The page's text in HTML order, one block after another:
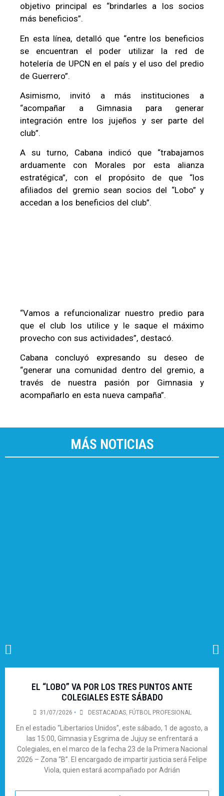
objetivo principal es “brindarles a los socios
más beneficios”.
En esta línea, detalló que “entre los beneficios
se encuentran el poder utilizar la red de
hotelería de UPCN en el país y el uso del predio
de Guerrero”.
Asimismo, invitó a más instituciones a
“acompañar a Gimnasia para generar
integración entre los jujeños y ser parte del
club”.
A su turno, Cabana indicó que “trabajamos
arduamente con Morales por esta alianza
estratégica”, con el propósito de que “los
afiliados del gremio sean socios del “Lobo” y
accedan a los beneficios del club”.
“Vamos a refuncionalizar nuestro predio para
que el club los utilice y le saque el máximo
provecho con sus actividades”, destacó.
Cabana concluyó expresando su deseo de
“generar una comunidad dentro del gremio, a
través de nuestra pasión por Gimnasia y
acompañarlo en esta nueva campaña”.
MÁS NOTICIAS
EL “LOBO” VA POR LOS TRES PUNTOS ANTE
COLEGIALES ESTE SÁBADO
31/07/2026 • DESTACADAS, FÚTBOL PROFESIONAL
En el estadio “Libertarios Unidos”, este sábado, 1 de agosto, a
las 15:00, Gimnasia y Esgrima de Jujuy se enfrentará a
Colegiales, en el marco de la fecha 23 de la Primera Nacional
2026 – Zona “B”. El encargado de impartir justicia será Felipe
Viola, quien estará acompañado por Adrián